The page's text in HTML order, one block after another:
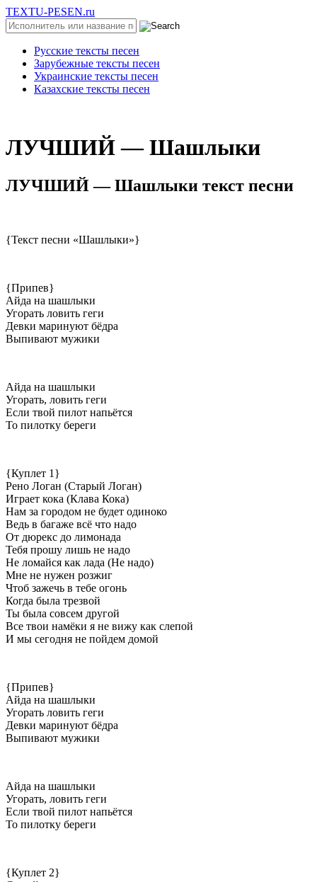
TEXTU-PESEN.ru
Русские тексты песен
Зарубежные тексты песен
Украинские тексты песен
Казахские тексты песен
ЛУЧШИЙ — Шaшлыки
ЛУЧШИЙ — Шaшлыки текст песни
{Текст песни «Шашлыки»}
{Припев}
Айда на шашлыки
Угорать ловить геги
Девки маринуют бёдра
Выпивают мужики
Айда на шашлыки
Угорать, ловить геги
Если твой пилот напьётся
То пилотку береги
{Куплет 1}
Рено Логан (Старый Логан)
Играет кока (Клава Кока)
Нам за городом не будет одиноко
Ведь в багаже всё что надо
От дюрекс до лимонада
Тебя прошу лишь не надо
Не ломайся как лада (Не надо)
Мне не нужен розжиг
Чтоб зажечь в тебе огонь
Когда была трезвой
Ты была совсем другой
Все твои намёки я не вижу как слепой
И мы сегодня не пойдем домой
{Припев}
Айда на шашлыки
Угорать ловить геги
Девки маринуют бёдра
Выпивают мужики
Айда на шашлыки
Угорать, ловить геги
Если твой пилот напьётся
То пилотку береги
{Куплет 2}